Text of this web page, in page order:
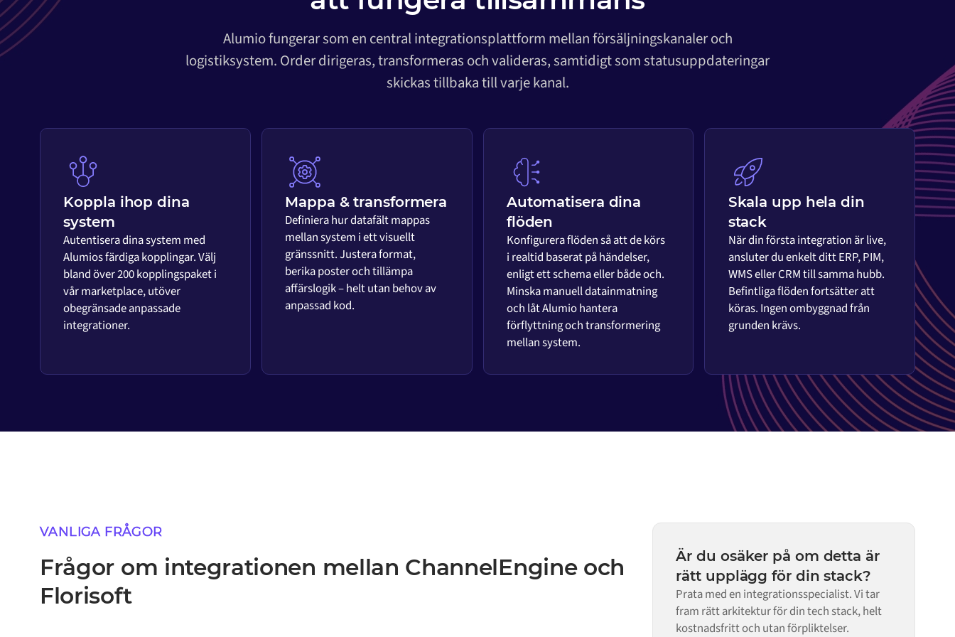
Alumio fungerar som en central integrationsplattform mellan försäljningskanaler och
logistiksystem. Order dirigeras, transformeras och valideras, samtidigt som statusuppdateringar
skickas tillbaka till varje kanal.
Koppla ihop dina
system
Autentisera dina system med
Alumios färdiga kopplingar. Välj
bland över 200 kopplingspaket i
vår marketplace, utöver
obegränsade anpassade
integrationer.
Mappa & transformera
Definiera hur datafält mappas
mellan system i ett visuellt
gränssnitt. Justera format,
berika poster och tillämpa
affärslogik – helt utan behov av
anpassad kod.
Automatisera dina
flöden
Konfigurera flöden så att de körs
i realtid baserat på händelser,
enligt ett schema eller både och.
Minska manuell datainmatning
och låt Alumio hantera
förflyttning och transformering
mellan system.
Skala upp hela din
stack
När din första integration är live,
ansluter du enkelt ditt ERP, PIM,
WMS eller CRM till samma hubb.
Befintliga flöden fortsätter att
köras. Ingen ombyggnad från
grunden krävs.
VANLIGA FRÅGOR
Frågor om integrationen mellan ChannelEngine och
Florisoft
Är du osäker på om detta är
rätt upplägg för din stack?
Prata med en integrationsspecialist. Vi tar
fram rätt arkitektur för din tech stack, helt
kostnadsfritt och utan förpliktelser.